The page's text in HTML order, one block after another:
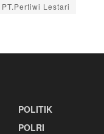
PT.Pertiwi Lestari
POLITIK
POLRI